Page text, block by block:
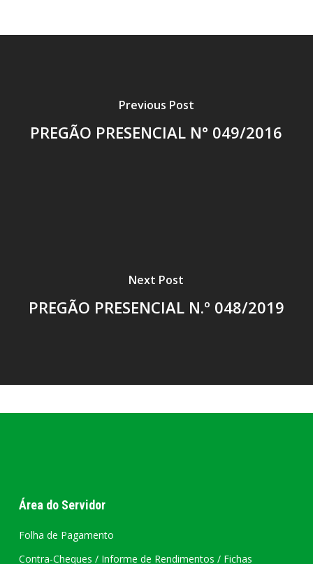
Previous Post
PREGÃO PRESENCIAL N° 049/2016
Next Post
PREGÃO PRESENCIAL N.º 048/2019
Área do Servidor
Folha de Pagamento
Contra-Cheques / Informe de Rendimentos / Fichas